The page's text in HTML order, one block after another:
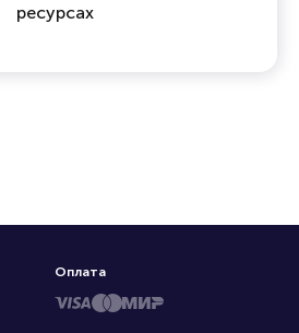
ресурсах
Оплата